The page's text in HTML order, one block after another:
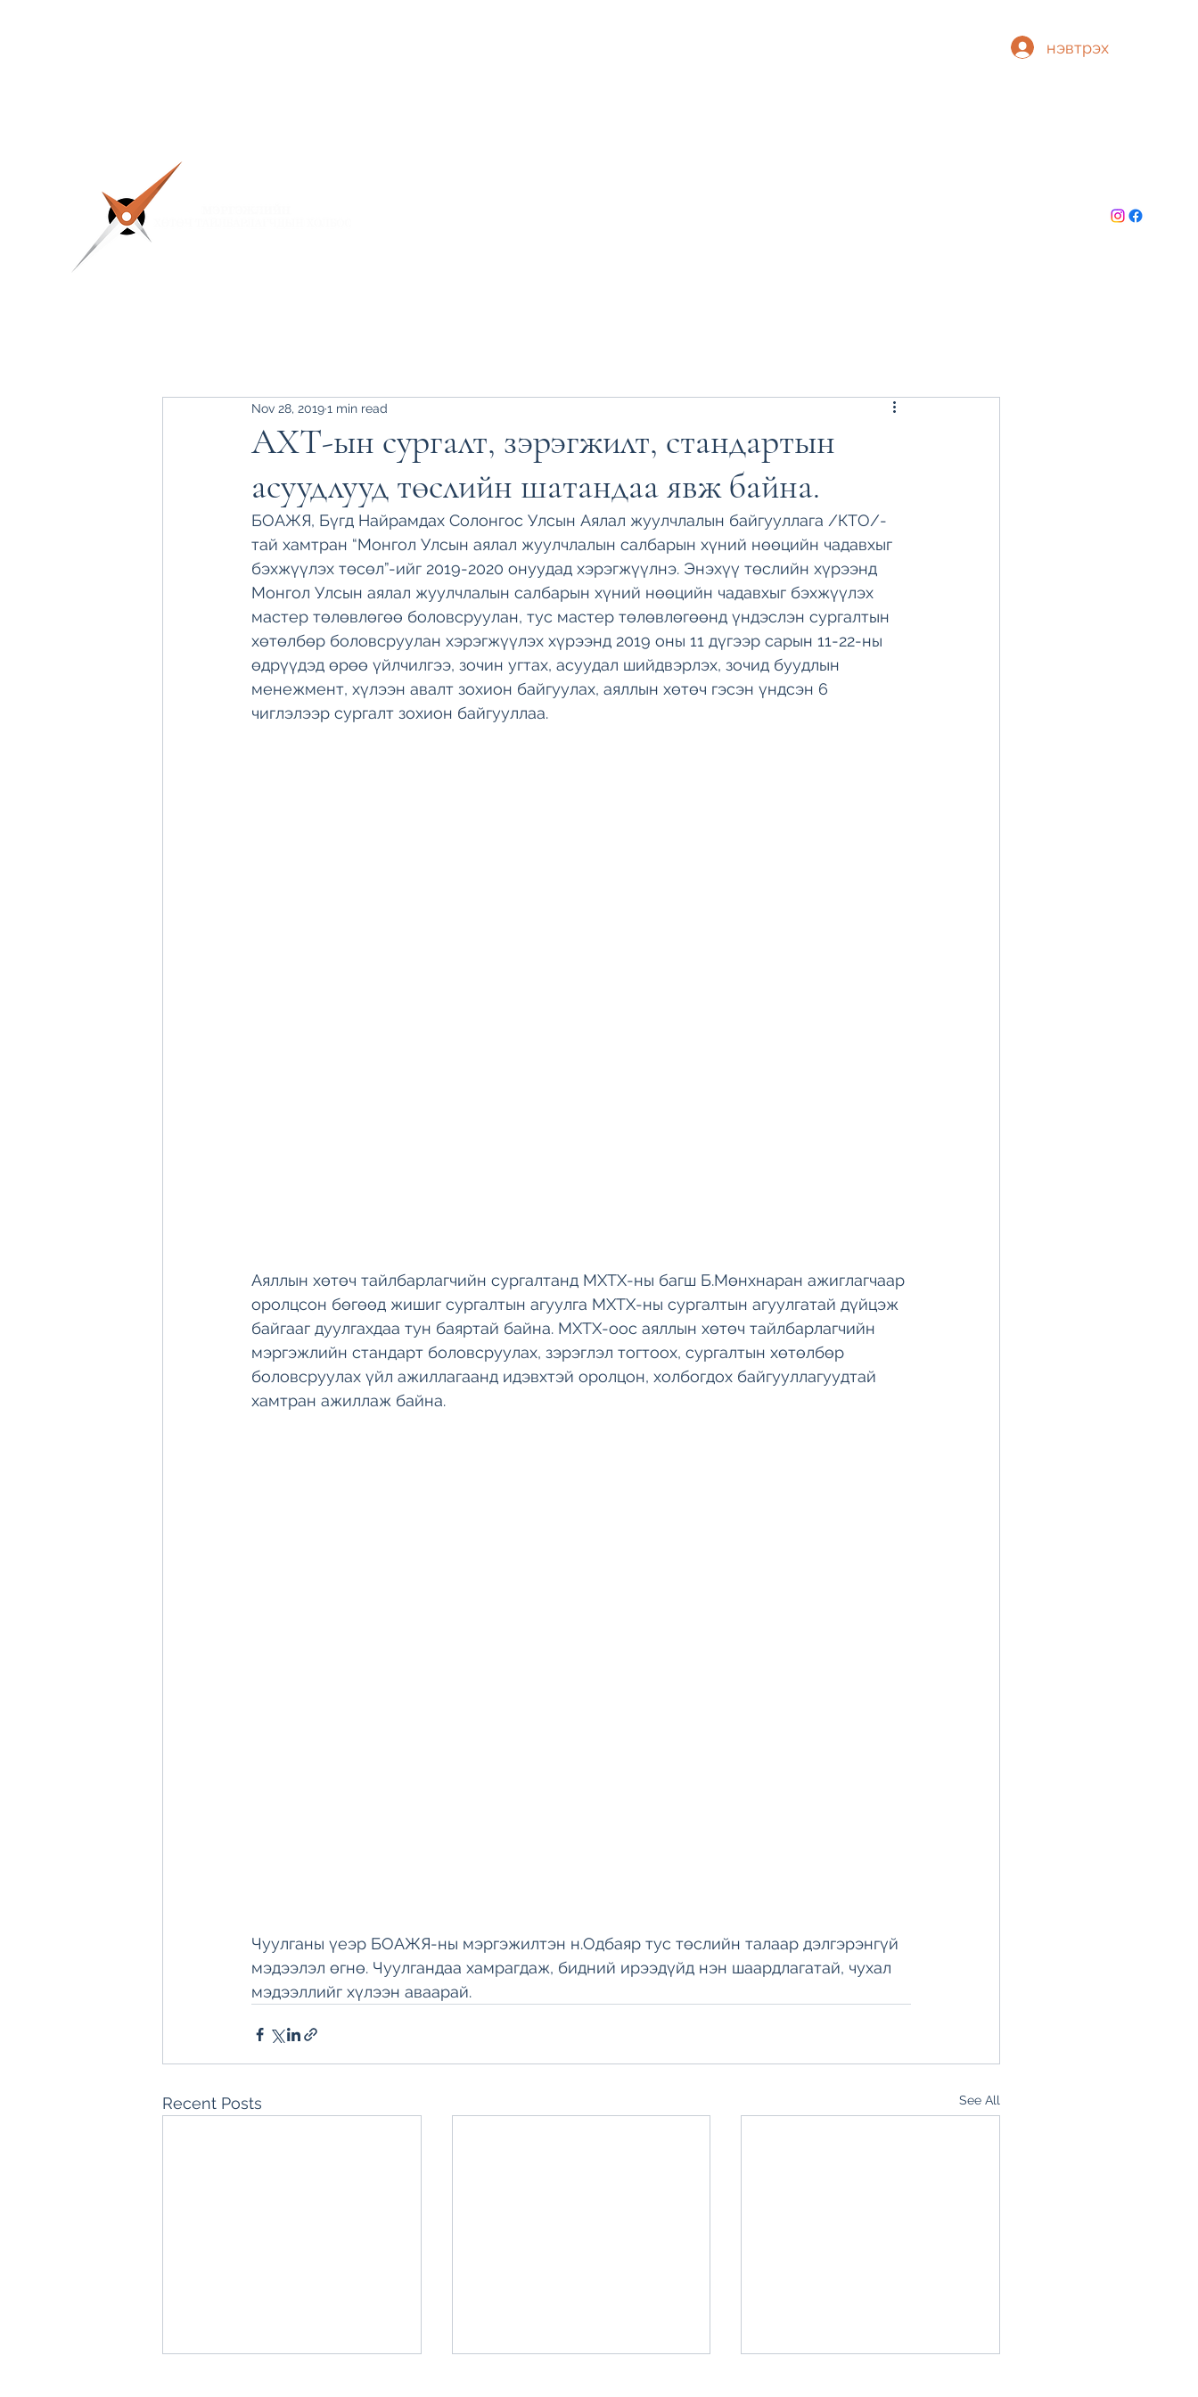
нэвтрэх
АХТ-ын сургалт, зэрэгжилт, стандартын
асуудлууд төслийн шатандаа явж байна.
Nov 28, 20191 min read
БОАЖЯ, Бүгд Найрамдах Солонгос Улсын Аялал жуулчлалын байгууллага /КТО/-
тай хамтран “Монгол Улсын аялал жуулчлалын салбарын хүний нөөцийн чадавхыг
бэхжүүлэх төсөл”-ийг 2019-2020 онуудад хэрэгжүүлнэ. Энэхүү төслийн хүрээнд
Монгол Улсын аялал жуулчлалын салбарын хүний нөөцийн чадавхыг бэхжүүлэх
мастер төлөвлөгөө боловсруулан, тус мастер төлөвлөгөөнд үндэслэн сургалтын
хөтөлбөр боловсруулан хэрэгжүүлэх хүрээнд 2019 оны 11 дүгээр сарын 11-22-ны
өдрүүдэд өрөө үйлчилгээ, зочин угтах, асуудал шийдвэрлэх, зочид буудлын
менежмент, хүлээн авалт зохион байгуулах, аяллын хөтөч гэсэн үндсэн 6
чиглэлээр сургалт зохион байгууллаа.
Аяллын хөтөч тайлбарлагчийн сургалтанд МХТХ-ны багш Б.Мөнхнаран ажиглагчаар
оролцсон бөгөөд жишиг сургалтын агуулга МХТХ-ны сургалтын агуулгатай дүйцэж
байгааг дуулгахдаа тун баяртай байна. МХТХ-оос аяллын хөтөч тайлбарлагчийн
мэргэжлийн стандарт боловсруулах, зэрэглэл тогтоох, сургалтын хөтөлбөр
боловсруулах үйл ажиллагаанд идэвхтэй оролцон, холбогдох байгууллагуудтай
хамтран ажиллаж байна.
Чуулганы үеэр БОАЖЯ-ны мэргэжилтэн н.Одбаяр тус төслийн талаар дэлгэрэнгүй
мэдээлэл өгнө. Чуулгандаа хамрагдаж, бидний ирээдүйд нэн шаардлагатай, чухал
мэдээллийг хүлээн аваарай.
Recent Posts See All